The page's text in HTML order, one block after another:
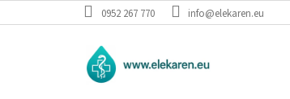
na
0952 267 770 info@elekaren.eu